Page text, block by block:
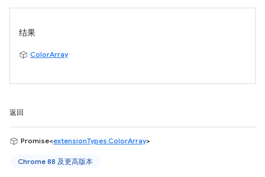
结果
ColorArray
返回
Promise<extensionTypes.ColorArray>
Chrome 88 及更高版本